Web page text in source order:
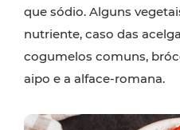
que sódio. Alguns
nutriente, caso das
cogumelos comuns,
aipo e a alface-romana.